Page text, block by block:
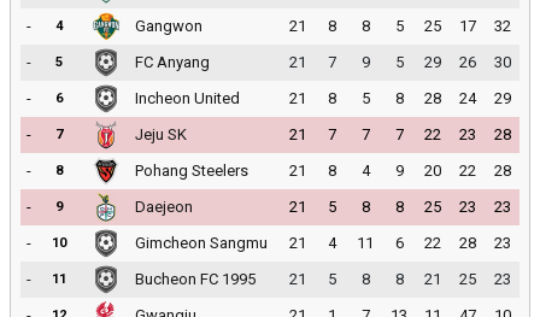
-
4 Gangwon 21 8 8 5 25 17
32
-
5 FC Anyang 21 7 9 5 29 26
30
-
6 Incheon United 21 8 5 8 28 24
29
-
7 Jeju SK 21 7 7 7 22 23
28
-
8 Pohang Steelers 21 8 4 9 20 22
28
-
9 Daejeon 21 5 8 8 25 23
23
-
10 Gimcheon Sangmu 21 4 11 6 22 28
23
-
11 Bucheon FC 1995 21 5 8 8 21 25
23